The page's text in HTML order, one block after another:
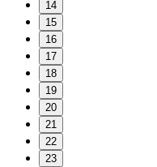
14
15
16
17
18
19
20
21
22
23